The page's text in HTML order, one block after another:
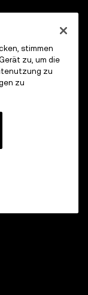
stimmen
zu, um die
zu
zu